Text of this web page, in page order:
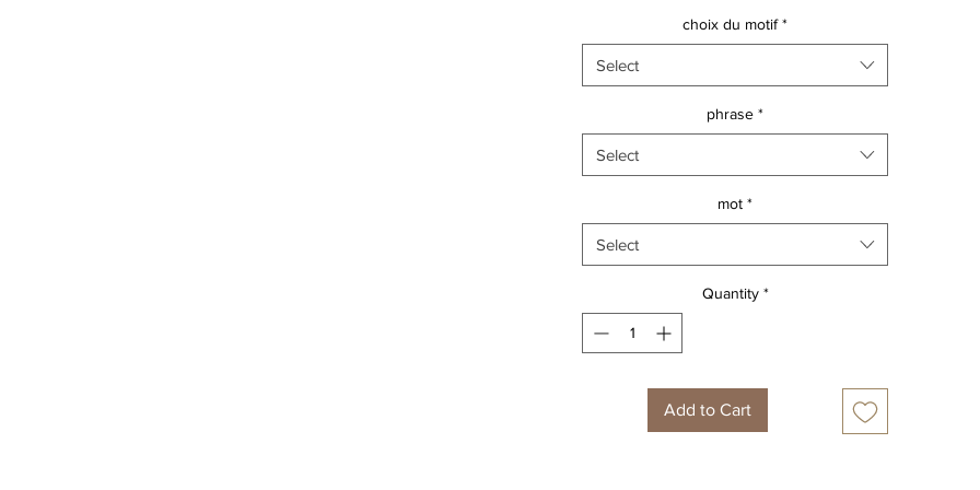
On y met tout son petit bazar! et c'est d'ailleurs le design de
Vous choisissez votre phrase puis le motif du mot principal! (voir
planche de choix)
Pour chaque motif, la phrase se décline en couleur.
choix du motif *
Select
phrase *
Select
mot *
Select
Quantity *
Add to Cart